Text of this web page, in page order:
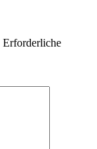
Erforderliche